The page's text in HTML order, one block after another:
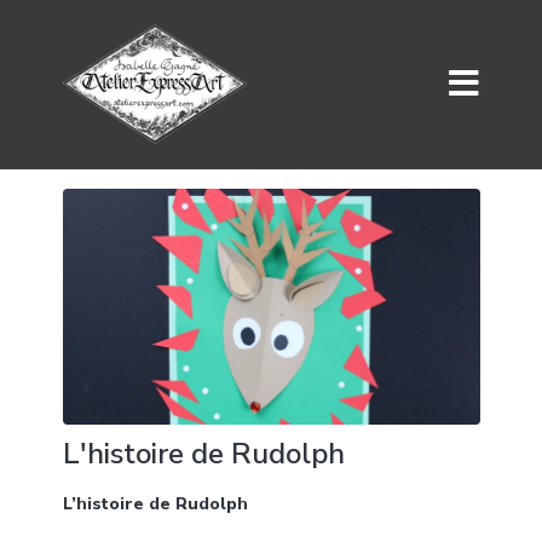
L'histoire de Rudolph
L’histoire de Rudolph